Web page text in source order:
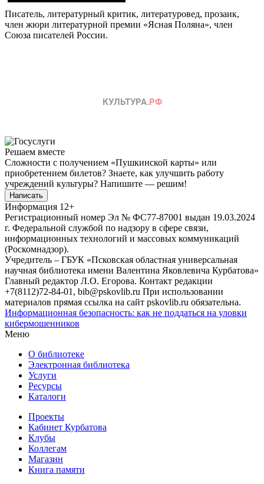
Писатель, литературный критик, литературовед, прозаик,
член жюри литературной премии «Ясная Поляна», член
Союза писателей России.
Решаем вместе
Сложности с получением «Пушкинской карты» или
приобретением билетов? Знаете, как улучшить работу
учреждений культуры? Напишите — решим!
Написать
Информация 12+
Регистрационный номер Эл № ФС77-87001 выдан 19.03.2024
г. Федеральной службой по надзору в сфере связи,
информационных технологий и массовых коммуникаций
(Роскомнадзор).
Учредитель – ГБУК «Псковская областная универсальная
научная библиотека имени Валентина Яковлевича Курбатова»
Главный редактор Л.О. Егорова. Контакт редакции
+7(8112)72-84-01, bib@pskovlib.ru При использовании
материалов прямая ссылка на сайт pskovlib.ru обязательна.
Информационная безопасность: как не поддаться на уловки
кибермошенников
Меню
О библиотеке
Электронная библиотека
Услуги
Ресурсы
Каталоги
Проекты
Кабинет Курбатова
Клубы
Коллегам
Магазин
Книга памяти